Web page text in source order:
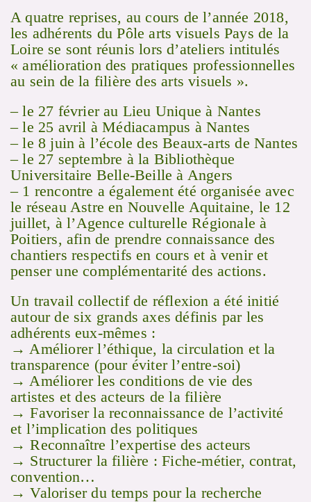
A quatre reprises, au cours de l’année 2018,
les adhérents du Pôle arts visuels Pays de la
Loire se sont réunis lors d’ateliers intitulés
« amélioration des pratiques professionnelles
au sein de la filière des arts visuels ».
– le 27 février au Lieu Unique à Nantes
– le 25 avril à Médiacampus à Nantes
– le 8 juin à l’école des Beaux-arts de Nantes
– le 27 septembre à la Bibliothèque
Universitaire Belle-Beille à Angers
– 1 rencontre a également été organisée avec
le réseau Astre en Nouvelle Aquitaine, le 12
juillet, à l’Agence culturelle Régionale à
Poitiers, afin de prendre connaissance des
chantiers respectifs en cours et à venir et
penser une complémentarité des actions.
Un travail collectif de réflexion a été initié
autour de six grands axes définis par les
adhérents eux-mêmes :
→ Améliorer l’éthique, la circulation et la
transparence (pour éviter l’entre-soi)
→ Améliorer les conditions de vie des
artistes et des acteurs de la filière
→ Favoriser la reconnaissance de l’activité
et l’implication des politiques
→ Reconnaître l’expertise des acteurs
→ Structurer la filière : Fiche-métier, contrat,
convention…
→ Valoriser du temps pour la recherche